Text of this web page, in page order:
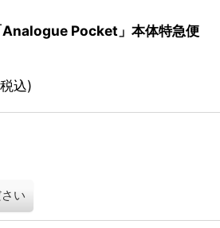
Analogue Pocket」本体特急便
込)
い